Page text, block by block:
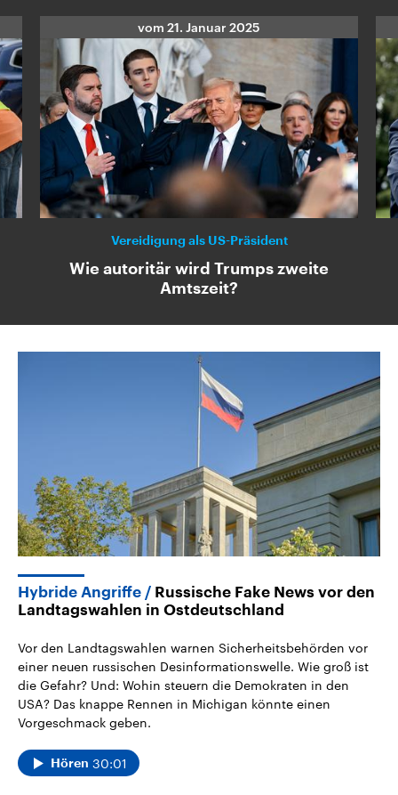
vom 21. Januar 2025
Vereidigung als US-Präsident
Wie autoritär wird Trumps zweite
Amtszeit?
Hybride Angriffe
Russische Fake News vor den
Landtagswahlen in Ostdeutschland
Vor den Landtagswahlen warnen Sicherheitsbehörden vor
einer neuen russischen Desinformationswelle. Wie groß ist
die Gefahr? Und: Wohin steuern die Demokraten in den
USA? Das knappe Rennen in Michigan könnte einen
Vorgeschmack geben.
Hören 30:01